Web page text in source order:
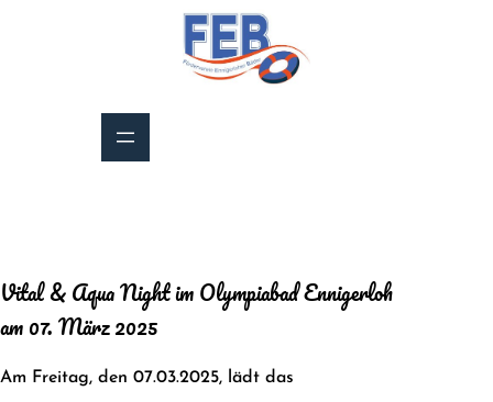
Vital & Aqua Night im Olympiabad Ennigerloh
am 07. März 2025
Am Freitag, den 07.03.2025, lädt das